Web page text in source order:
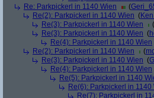
Re: Parkpickerl in 1140 Wien
(
Re(2): Parkpickerl in 1140 Wien (
Re(3): Parkpickerl in 1140 Wien
(
Re(3): Parkpickerl in 1140 Wien (
Re(4): Parkpickerl in 1140 Wien
Re(2): Parkpickerl in 1140 Wien
(
Re(3): Parkpickerl in 1140 Wien (
Re(4): Parkpickerl in 1140 Wien
Re(5): Parkpickerl in 1140
Re(6): Parkpickerl in 1140
Re(7): Parkpickerl in